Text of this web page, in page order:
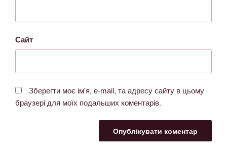
Сайт
Зберегти моє ім'я, e-mail, та адресу сайту в цьому
браузері для моїх подальших коментарів.